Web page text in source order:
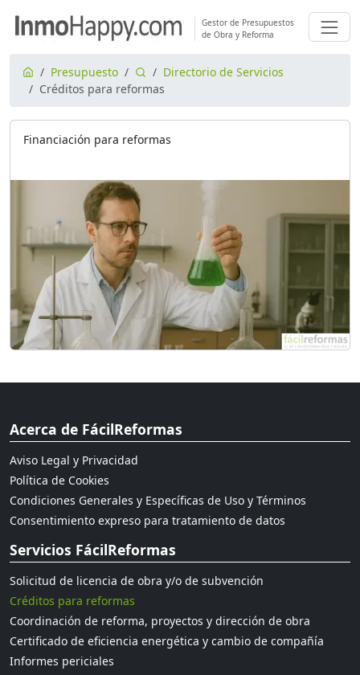
Gestor de Presupuestos
de Obra y Reforma
Presupuesto
Directorio de Servicios
Créditos para reformas
Financiación para reformas
Acerca de FácilReformas
Aviso Legal y Privacidad
Política de Cookies
Condiciones Generales y Específicas de Uso y Términos
Consentimiento expreso para tratamiento de datos
Servicios FácilReformas
Solicitud de licencia de obra y/o de subvención
Créditos para reformas
Coordinación de reforma, proyectos y dirección de obra
Certificado de eficiencia energética y cambio de compañía
Informes periciales